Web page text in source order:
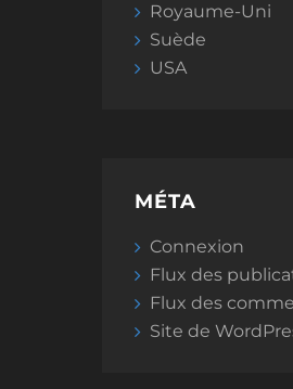
Royaume-Uni
Suède
USA
MÉTA
Connexion
Flux des
Flux des
Site de